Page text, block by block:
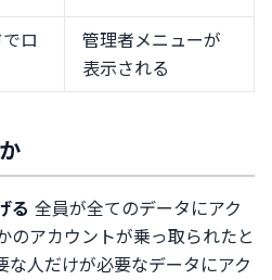
ロ
管理者メニューが
表示される
る 全員が全てのデータにアク
のアカウントが乗っ取られたと
な人だけが必要なデータにアク